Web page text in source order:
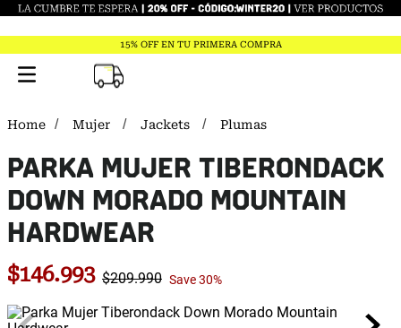
15% OFF EN TU PRIMERA COMPRA
Mujer Jackets Plumas
PARKA MUJER TIBERONDACK
DOWN MORADO MOUNTAIN
HARDWEAR
$146.993 $209.990 Save30%